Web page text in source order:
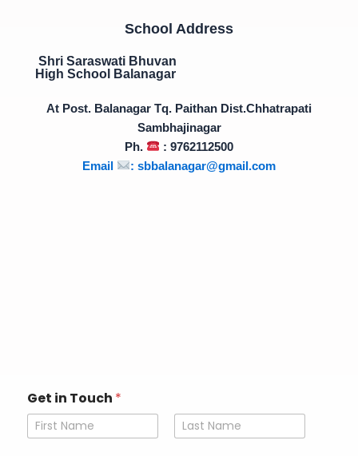
School Address
Shri Saraswati Bhuvan
High School Balanagar
At Post. Balanagar Tq. Paithan Dist.Chhatrapati
Sambhajinagar
Ph.
: 9762112500
Email
: sbbalanagar@gmail.com
Get in Touch *